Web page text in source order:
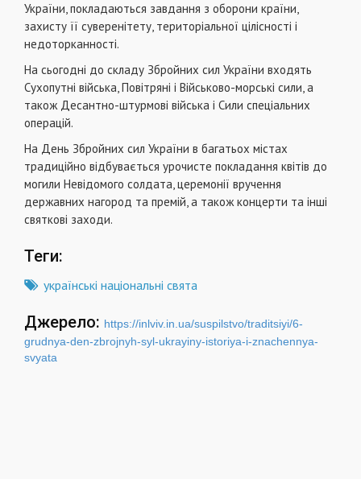
України, покладаються завдання з оборони країни,
захисту її суверенітету, територіальної цілісності і
недоторканності.
На сьогодні до складу Збройних сил України входять
Сухопутні війська, Повітряні і Військово-морські сили, а
також Десантно-штурмові війська і Сили спеціальних
операцій.
На День Збройних сил України в багатьох містах
традиційно відбувається урочисте покладання квітів до
могили Невідомого солдата, церемонії вручення
державних нагород та премій, а також концерти та інші
святкові заходи.
Теги:
українські національні свята
Джерело: https://inlviv.in.ua/suspilstvo/traditsiyi/6-
grudnya-den-zbrojnyh-syl-ukrayiny-istoriya-i-znachennya-
svyata